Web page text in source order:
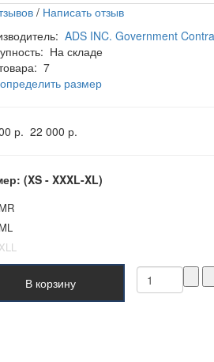
/ Написать отзыв
ADS INC. Government
На складе
7
размер
р. 22 000 р.
(XS - XXXL-XL)
MR
ML
XLL
В корзину